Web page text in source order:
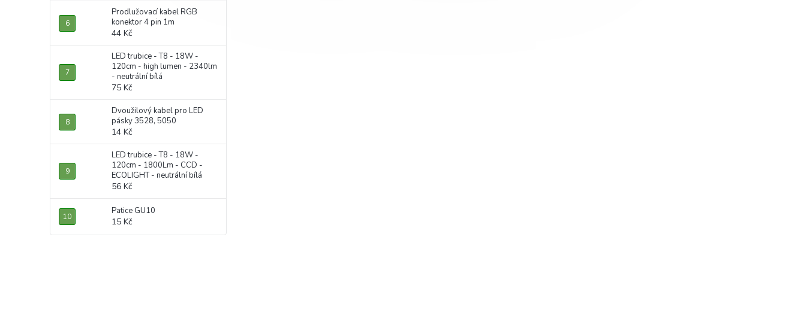
Prodlužovací kabel RGB
konektor 4 pin 1m
44 Kč
LED trubice - T8 - 18W -
120cm - high lumen - 2340lm
- neutrální bílá
75 Kč
Dvoužilový kabel pro LED
pásky 3528, 5050
14 Kč
LED trubice - T8 - 18W -
120cm - 1800Lm - CCD -
ECOLIGHT - neutrální bílá
56 Kč
Patice GU10
15 Kč